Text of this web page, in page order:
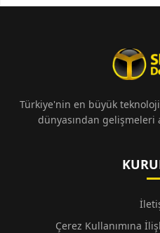
Türkiye'nin en büyük
dünyasından gelişmeleri
Çerez Kullanımına